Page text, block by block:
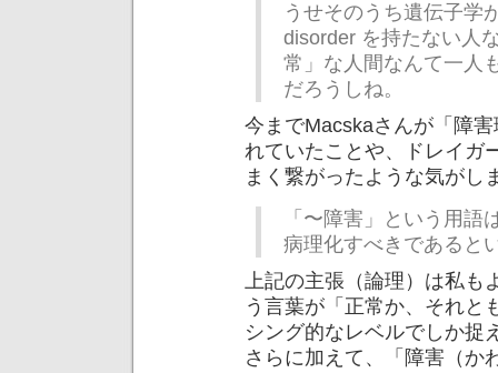
うせそのうち遺伝子学
disorder を持たない人
常」な人間なんて一人
だろうしね。
今までMacskaさんが「障
れていたことや、ドレイガ
まく繋がったような気がし
「〜障害」という用
病理化すべきであると
上記の主張（論理）は私も
う言葉が「正常か、それと
シング的なレベルでしか捉
さらに加えて、「障害（か